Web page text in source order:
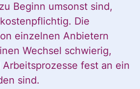
Beginn umsonst sind,
Die
einzelnen Anbietern
Wechsel schwierig,
fest an ein
sind.